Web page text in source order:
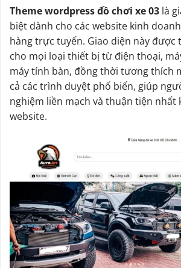
Theme wordpress đồ chơi xe 03 là
biệt dành cho các website kinh
hàng trực tuyến. Giao diện này được
cho mọi loại thiết bị từ điện thoại,
máy tính bàn, đồng thời tương thích
cả các trình duyệt phổ biến, giúp
nghiệm liền mạch và thuận tiện nhất
website.